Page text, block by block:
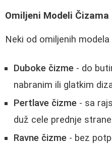
Omiljeni Modeli Čizama
Neki od omiljenih modela
Duboke čizme - do
nabranim ili glatkim
Pertlave čizme - sa
duž cele prednje
Ravne čizme - bez